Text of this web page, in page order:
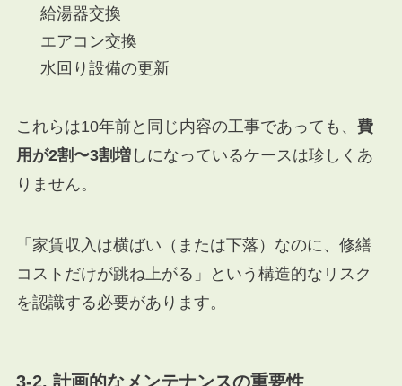
給湯器交換
エアコン交換
水回り設備の更新
これらは10年前と同じ内容の工事であっても、 費
用が2割〜3割増しになっているケースは珍しくあ
りません。
「家賃収入は横ばい（または下落）なのに、修繕
コストだけが跳ね上がる」という構造的なリスク
を認識する必要があります。
3-2. 計画的なメンテナンスの重要性